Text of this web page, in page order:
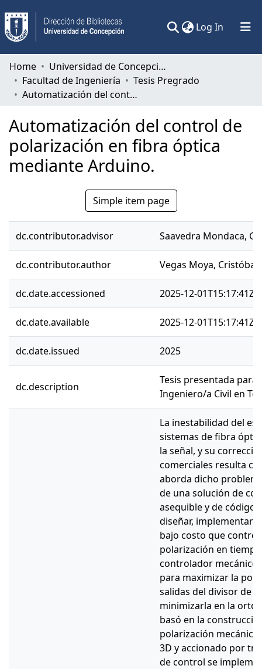
Log In (current)
Communities & Collections
All of DSpace
Home
Universidad de Concepción
Facultad de Ingeniería
Tesis Pregrado
Automatización del control de polarización en fibra óptica mediante Arduino.
Automatización del control de
polarización en fibra óptica
mediante Arduino.
Simple item page
dc.contributor.advisor Saavedra Mondaca,
dc.contributor.author Vegas Moya, Cristóbal
dc.date.accessioned 2025-12-01T15:17:41Z
dc.date.available 2025-12-01T15:17:41Z
dc.date.issued 2025
dc.description
Tesis presentada
Ingeniero/a Civil en
La inestabilidad del
sistemas de fibra
la señal, y su
comerciales resulta
aborda dicho
de una solución de
asequible y de código
diseñar, implementar
bajo costo que
polarización en
controlador
para maximizar la
salidas del divisor de
minimizarla en la
basó en la
polarización
3D y accionado por
de control se